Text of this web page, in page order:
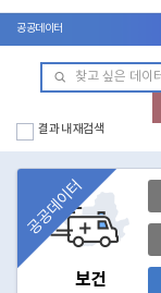
공공데이터
결과 내 재검색
보건
공공데이터